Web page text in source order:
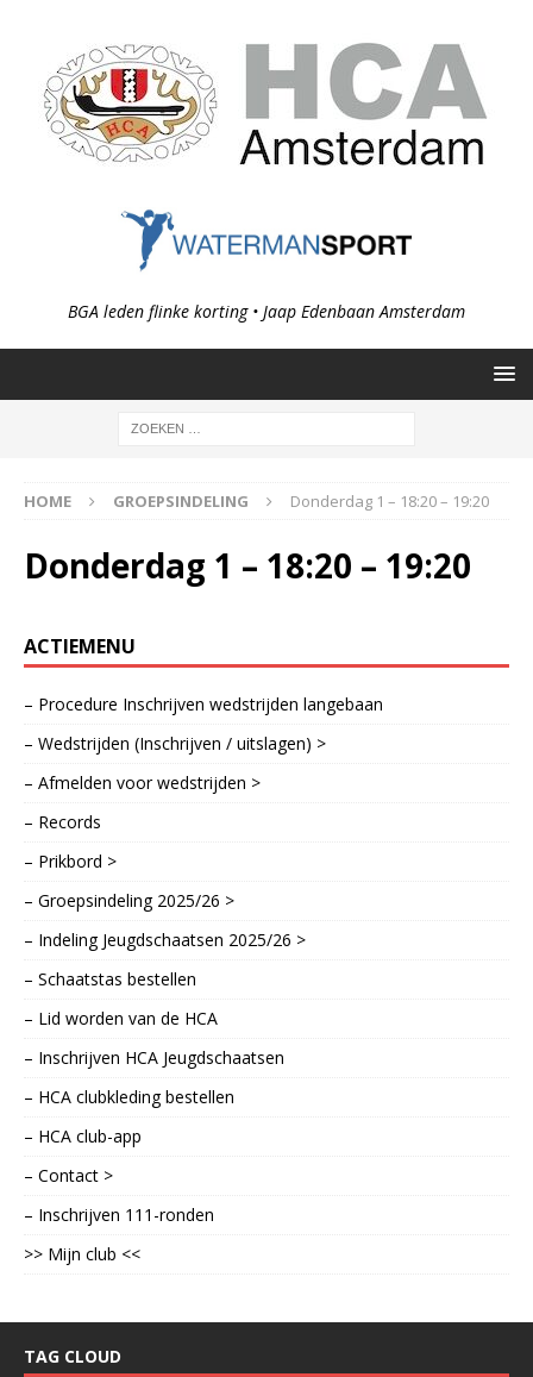
BGA leden flinke korting • Jaap Edenbaan Amsterdam
HOME GROEPSINDELING Donderdag 1 – 18:20 – 19:20
Donderdag 1 – 18:20 – 19:20
ACTIEMENU
– Procedure Inschrijven wedstrijden langebaan
– Wedstrijden (Inschrijven / uitslagen) >
– Afmelden voor wedstrijden >
– Records
– Prikbord >
– Groepsindeling 2025/26 >
– Indeling Jeugdschaatsen 2025/26 >
– Schaatstas bestellen
– Lid worden van de HCA
– Inschrijven HCA Jeugdschaatsen
– HCA clubkleding bestellen
– HCA club-app
– Contact >
– Inschrijven 111-ronden
>> Mijn club <<
TAG CLOUD